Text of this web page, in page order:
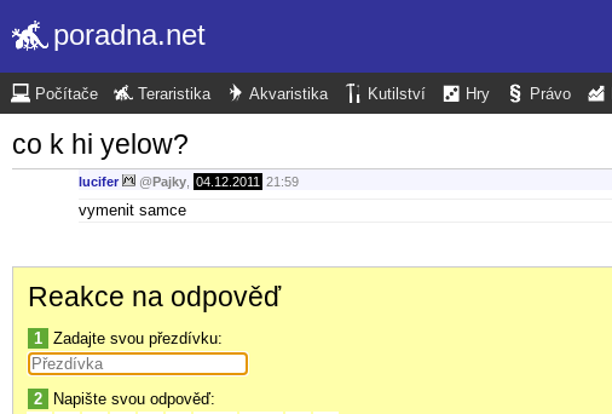
poradna.net
Počítače Teraristika Akvaristika Kutilství Hry Právo
co k hi yelow?
lucifer @Pajky 04.12.2011 21:59
vymenit samce
Reakce na odpověď
1 Zadajte svou přezdívku:
2 Napište svou odpověď: